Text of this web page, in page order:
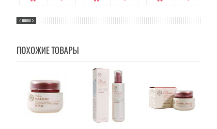
ПОХОЖИЕ ТОВАРЫ